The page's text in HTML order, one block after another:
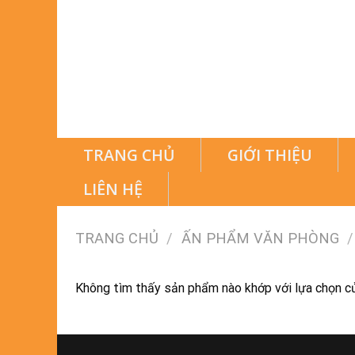
TRANG CHỦ GIỚI THIỆU
LIÊN HỆ
TRANG CHỦ / ẤN PHẨM VĂN PHÒNG /
Không tìm thấy sản phẩm nào khớp với lựa chọn